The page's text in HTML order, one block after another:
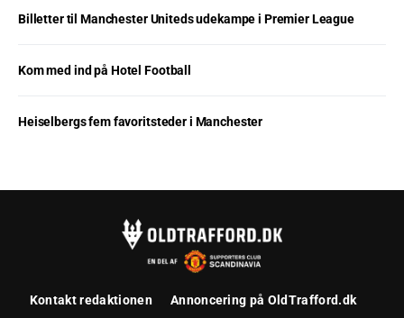
Billetter til Manchester Uniteds udekampe i Premier League
Kom med ind på Hotel Football
Heiselbergs fem favoritsteder i Manchester
Kontakt redaktionen Annoncering på OldTrafford.dk